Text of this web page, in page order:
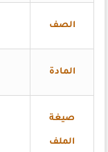
الصف
المادة
صيغة
الملف